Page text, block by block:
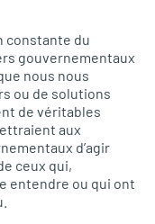
constante du
gouvernementaux
nous nous
ou de solutions
de véritables
aux
d’agir
ceux qui,
entendre ou qui ont